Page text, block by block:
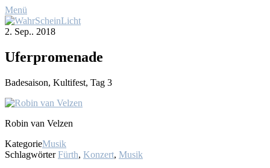
Menü
2. Sep.. 2018
Ufer­pro­me­na­de
Ba­de­sai­son, Kul­ti­fest, Tag 3
Ro­bin van Vel­zen
KategorieMusik
Schlagwörter Fürth, Konzert, Musik